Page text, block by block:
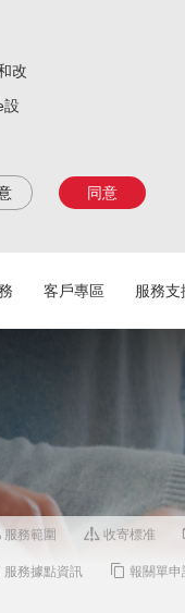
改
設
同意
客戶專區 服務支
服務範圍 收寄標准
服務據點資訊 報關單申